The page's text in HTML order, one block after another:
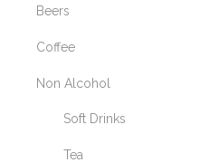
Beers
Coffee
Non Alcohol
Soft Drinks
Tea